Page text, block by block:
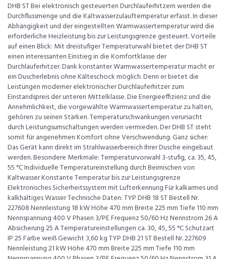
DHB ST Bei elektronisch gesteuerten Durchlauferhitzern werden die
Durchflussmenge und die Kaltwasserzulauftemperatur erfasst. In dieser
Abhängigkeit und der eingestellten Warmwassertemperatur wird die
erforderliche Heizleistung bis zur Leistungsgrenze gesteuert. Vorteile
auf einen Blick: Mit dreistufiger Temperaturwahl bietet der DHB ST
einen interessanten Einstieg in die Komfortklasse der
Durchlauferhitzer. Dank konstanter Warmwassertemperatur macht er
ein Duscherlebnis ohne Kälteschock möglich. Denn er bietet die
Leistungen moderner elektronischer Durchlauferhitzer zum
Einstandspreis der unteren Mittelklasse. Die Energieeffizienz und die
Annehmlichkeit, die vorgewählte Warmwassertemperatur zu halten,
gehören zu seinen Stärken. Temperaturschwankungen verursacht
durch Leistungsumschaltungen werden vermieden. Der DHB ST steht
somit für angenehmen Komfort ohne Verschwendung. Ganz sicher:
Das Gerät kann direkt im Strahlwasserbereich Ihrer Dusche eingebaut
werden. Besondere Merkmale: Temperaturvorwahl 3-stufig, ca. 35, 45,
55 °C Individuelle Temperatureinstellung durch Beimischen von
Kaltwasser Konstante Temperatur bis zur Leistungsgrenze
Elektronisches Sicherheitssystem mit Lufterkennung Für kalkarmes und
kalkhaltiges Wasser Technische Daten: TYP DHB 18 ST Bestell Nr.
227608 Nennleistung 18 kW Höhe 470 mm Breite 225 mm Tiefe 110 mm
Nennspannung 400 V Phasen 3/PE Frequenz 50/60 Hz Nennstrom 26 A
Absicherung 25 A Temperatureinstellungen ca. 30, 45, 55 °C Schutzart
IP 25 Farbe weiß Gewicht 3,60 kg TYP DHB 21 ST Bestell Nr. 227609
Nennleistung 21 kW Höhe 470 mm Breite 225 mm Tiefe 110 mm